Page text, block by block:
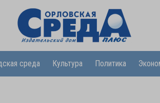
среда Культура Политика